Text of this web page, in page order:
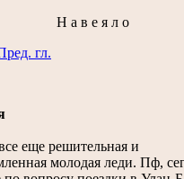
Н а в е я л о
гл.
еще решительная и
молодая леди. Пф,